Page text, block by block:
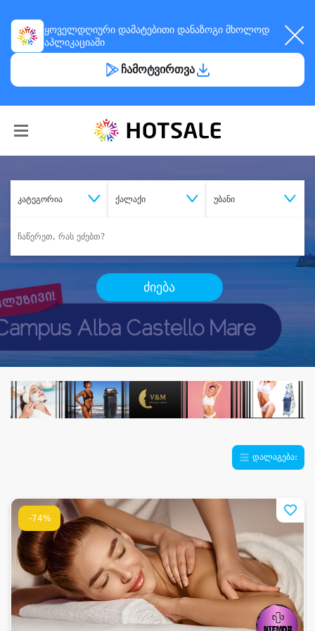
ყოველდღიური დამატებითი დანაზოგი მხოლოდ
აპლიკაციაში
ჩამოტვირთვა
კატეგორია ქალაქი უბანი
ძიება
დალაგება:
-74%